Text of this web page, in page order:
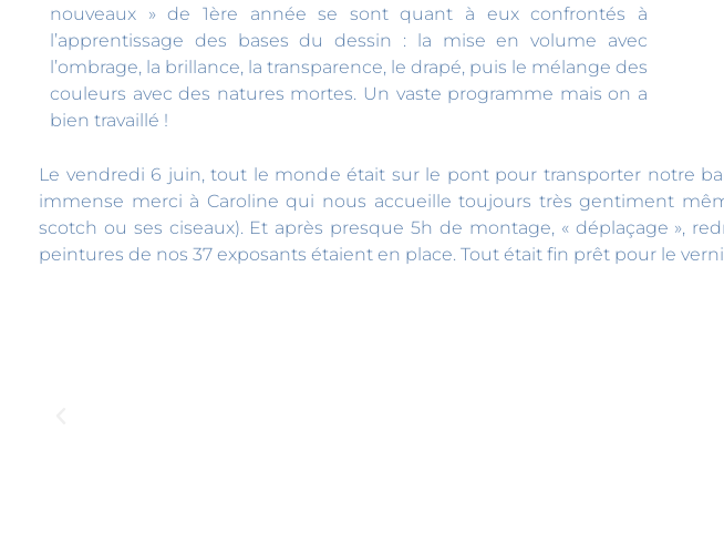
nouveaux » de 1ère année se sont quant à eux confrontés à
l’apprentissage des bases du dessin : la mise en volume avec
l’ombrage, la brillance, la transparence, le drapé, puis le mélange des
couleurs avec des natures mortes. Un vaste programme mais on a
bien travaillé !
Le vendredi 6 juin, tout le monde était sur le pont pour transporter notre
immense merci à Caroline qui nous accueille toujours très gentiment
scotch ou ses ciseaux). Et après presque 5h de montage, « déplaçage »,
peintures de nos 37 exposants étaient en place. Tout était fin prêt pour le